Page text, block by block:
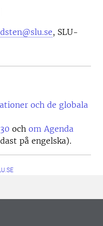
, SLU-
och de globala
och om Agenda
på engelska).